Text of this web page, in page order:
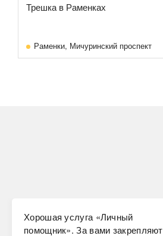
Трешка в Раменках
Раменки, Мичуринский проспект
Хорошая услуга «Личный
помощник». За вами закрепляют